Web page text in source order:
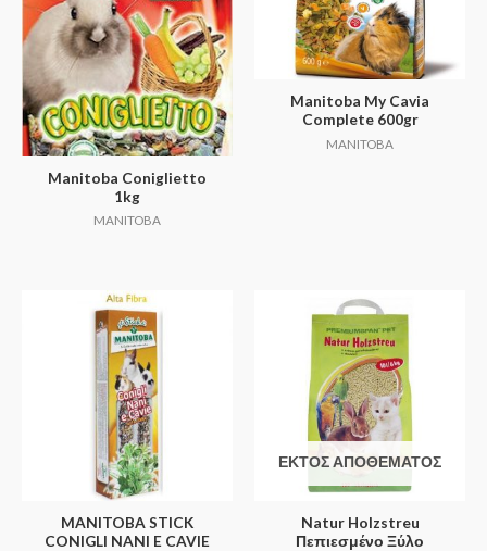
Manitoba Coniglietto
1kg
MANITOBA
Manitoba My Cavia
Complete 600gr
MANITOBA
MANITOBA STICK
CONIGLI NANI E CAVIE
ΕΚΤΌΣ ΑΠΟΘΈΜΑΤΟΣ
Natur Holzstreu
Πεπιεσμένο Ξύλο